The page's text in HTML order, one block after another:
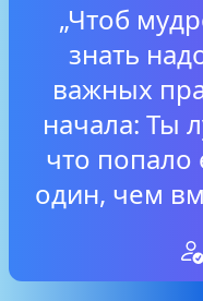
„Чтоб
знать
важных
начала: Ты
что попало
один, чем